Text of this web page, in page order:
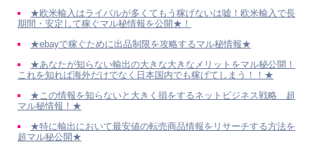
★欧米輸入はライバルが多くてもう稼げないは嘘！欧米輸入で長
期間・安定して稼ぐマル秘情報を公開★！
★ebayで稼ぐために出品制限を攻略するマル秘情報★
★あなたが知らない輸出の大きな大きなメリットをマル秘公開！
これを知れば海外だけでなく日本国内でも稼げてしまう！！★
★この情報を知らないと大きく損をするネットビジネス戦略 超
マル秘情報！★
★特に輸出において最安値の転売商品情報をリサーチする方法を
超マル秘公開★